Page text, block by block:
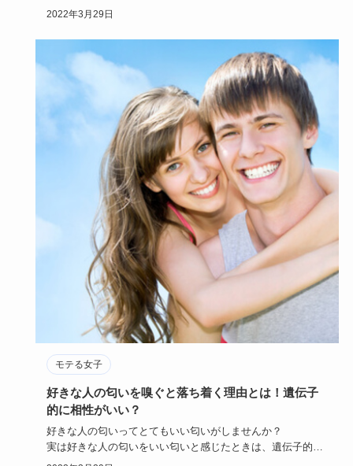
ルを送り過ぎた…
2022年3月29日
モテる女子
好きな人の匂いを嗅ぐと落ち着く理由とは！遺伝子
的に相性がいい？
好きな人の匂いってとてもいい匂いがしませんか？
実は好きな人の匂いをいい匂いと感じたときは、遺伝子的に
相性がいいとも言わ…